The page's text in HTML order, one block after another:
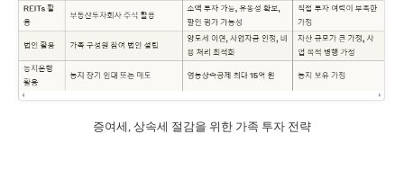
증여세, 상속세 절감을 위한 가족 투자 전략